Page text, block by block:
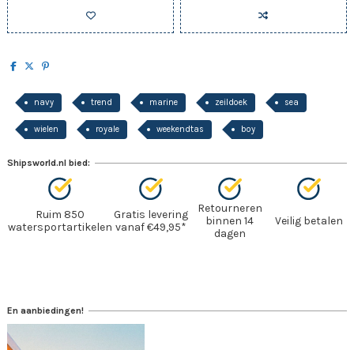
navy trend marine zeildoek sea
wielen royale weekendtas boy
Shipsworld.nl bied:
Ruim 850
watersportartikelen
Gratis levering
vanaf €49,95*
Retourneren
binnen 14
dagen
Veilig betalen
En aanbiedingen!